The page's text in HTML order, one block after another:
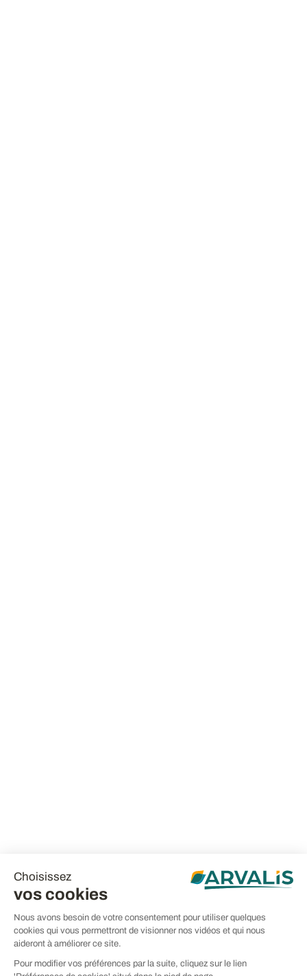
Choisissez
vos cookies
Nous avons besoin de votre consentement pour utiliser quelques
cookies qui vous permettront de visionner nos vidéos et qui nous
aideront à améliorer ce site.
Pour modifier vos préférences par la suite, cliquez sur le lien